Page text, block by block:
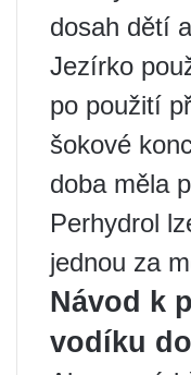
dosah dětí
Jezírko
po použití
šokové
doba měla
Perhydrol
jednou za
Návod k
vodíku